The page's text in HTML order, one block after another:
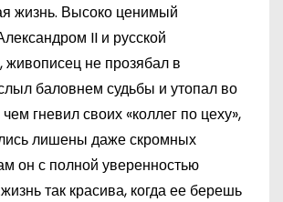
жизнь. Высоко ценимый
II и русской
живописец не прозябал в
баловнем судьбы и утопал во
гневил своих «коллег по цеху»,
лишены даже скромных
он с полной уверенностью
так красива, когда ее берешь